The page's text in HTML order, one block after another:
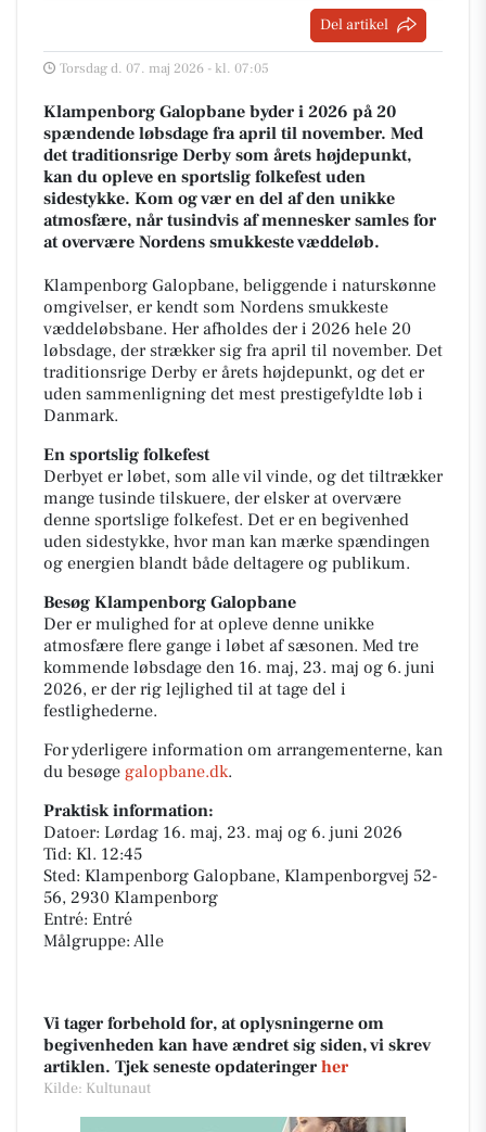
Del artikel
Torsdag d. 07. maj 2026 - kl. 07:05
Klampenborg Galopbane byder i 2026 på 20
spændende løbsdage fra april til november. Med
det traditionsrige Derby som årets højdepunkt,
kan du opleve en sportslig folkefest uden
sidestykke. Kom og vær en del af den unikke
atmosfære, når tusindvis af mennesker samles for
at overvære Nordens smukkeste væddeløb.
Klampenborg Galopbane, beliggende i naturskønne
omgivelser, er kendt som Nordens smukkeste
væddeløbsbane. Her afholdes der i 2026 hele 20
løbsdage, der strækker sig fra april til november. Det
traditionsrige Derby er årets højdepunkt, og det er
uden sammenligning det mest prestigefyldte løb i
Danmark.
En sportslig folkefest
Derbyet er løbet, som alle vil vinde, og det tiltrækker
mange tusinde tilskuere, der elsker at overvære
denne sportslige folkefest. Det er en begivenhed
uden sidestykke, hvor man kan mærke spændingen
og energien blandt både deltagere og publikum.
Besøg Klampenborg Galopbane
Der er mulighed for at opleve denne unikke
atmosfære flere gange i løbet af sæsonen. Med tre
kommende løbsdage den 16. maj, 23. maj og 6. juni
2026, er der rig lejlighed til at tage del i
festlighederne.
For yderligere information om arrangementerne, kan
du besøge galopbane.dk.
Praktisk information:
Datoer: Lørdag 16. maj, 23. maj og 6. juni 2026
Tid: Kl. 12:45
Sted: Klampenborg Galopbane, Klampenborgvej 52-
56, 2930 Klampenborg
Entré: Entré
Målgruppe: Alle
Vi tager forbehold for, at oplysningerne om
begivenheden kan have ændret sig siden, vi skrev
artiklen. Tjek seneste opdateringer her
Kilde: Kultunaut